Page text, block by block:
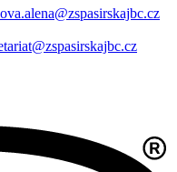
@zspasirskajbc.cz